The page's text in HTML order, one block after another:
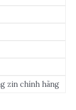
zin chính hãng